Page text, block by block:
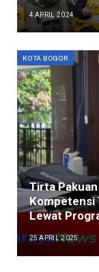
4 APRIL 2024
KOTA BOGOR
Tirta
Kompetensi
Lewat
25 APRIL 2025